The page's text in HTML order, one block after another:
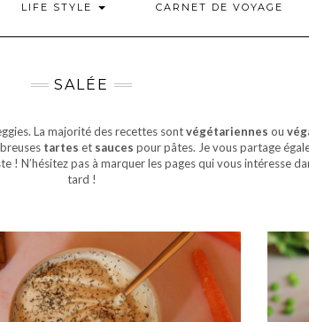
LIFE STYLE CARNET DE VOYAGE
SALÉE
La majorité des recettes sontvégétariennes ou
tartes et sauces pour pâtes. Je vous partage
! N’hésitez pas à marquer les pages qui vous intéresse
tard !